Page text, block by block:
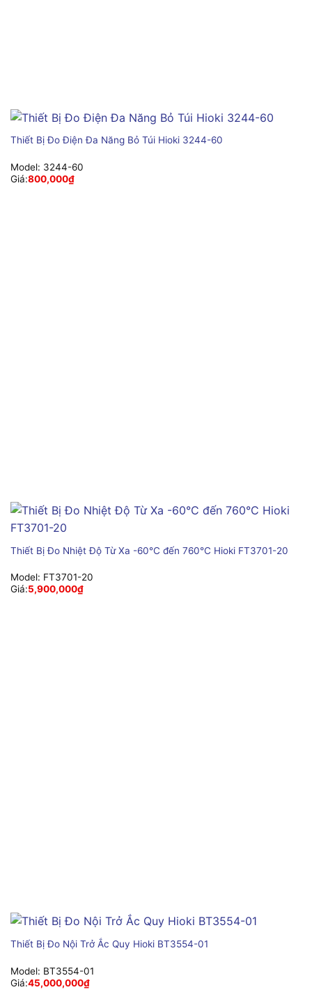
Thiết Bị Đo Điện Đa Năng Bỏ Túi Hioki 3244-60
Model: 3244-60
Giá:800,000₫
Thiết Bị Đo Nhiệt Độ Từ Xa -60°C đến 760°C Hioki FT3701-20
Model: FT3701-20
Giá:5,900,000₫
Thiết Bị Đo Nội Trở Ắc Quy Hioki BT3554-01
Model: BT3554-01
Giá:45,000,000₫